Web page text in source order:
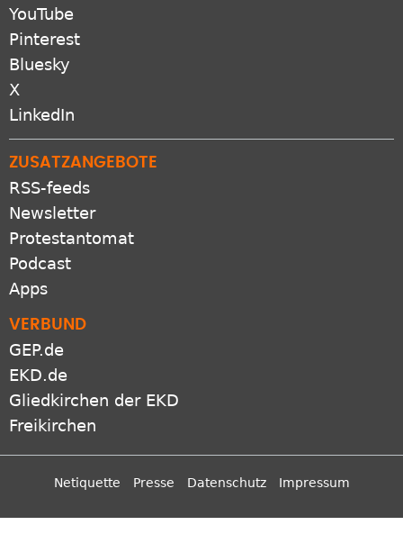
YouTube
Pinterest
Bluesky
X
LinkedIn
ZUSATZANGEBOTE
RSS-feeds
Newsletter
Protestantomat
Podcast
Apps
VERBUND
GEP.de
EKD.de
Gliedkirchen der EKD
Freikirchen
Netiquette Presse Datenschutz Impressum